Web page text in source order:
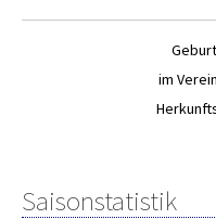
im
Saisonstatistik